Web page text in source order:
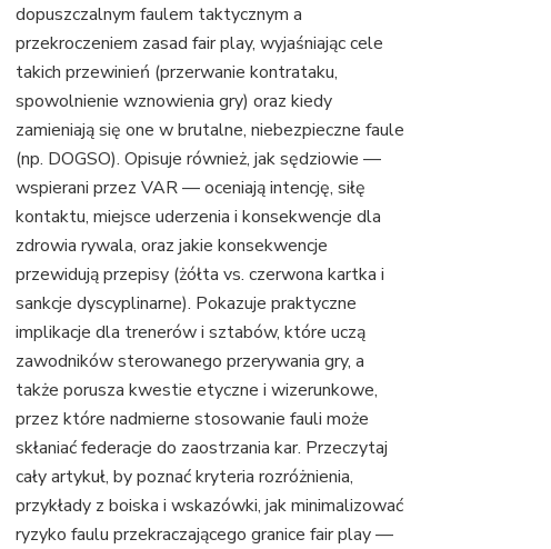
dopuszczalnym faulem taktycznym a
przekroczeniem zasad fair play, wyjaśniając cele
takich przewinień (przerwanie kontrataku,
spowolnienie wznowienia gry) oraz kiedy
zamieniają się one w brutalne, niebezpieczne faule
(np. DOGSO). Opisuje również, jak sędziowie —
wspierani przez VAR — oceniają intencję, siłę
kontaktu, miejsce uderzenia i konsekwencje dla
zdrowia rywala, oraz jakie konsekwencje
przewidują przepisy (żółta vs. czerwona kartka i
sankcje dyscyplinarne). Pokazuje praktyczne
implikacje dla trenerów i sztabów, które uczą
zawodników sterowanego przerywania gry, a
także porusza kwestie etyczne i wizerunkowe,
przez które nadmierne stosowanie fauli może
skłaniać federacje do zaostrzania kar. Przeczytaj
cały artykuł, by poznać kryteria rozróżnienia,
przykłady z boiska i wskazówki, jak minimalizować
ryzyko faulu przekraczającego granice fair play —